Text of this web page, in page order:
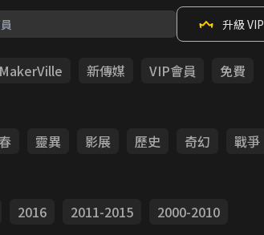
升級 VIP
MakerVille 新傳媒 VIP會員
免費
靈異 影展 歷史 奇幻
戰爭
2016 2011-2015
2000-2010